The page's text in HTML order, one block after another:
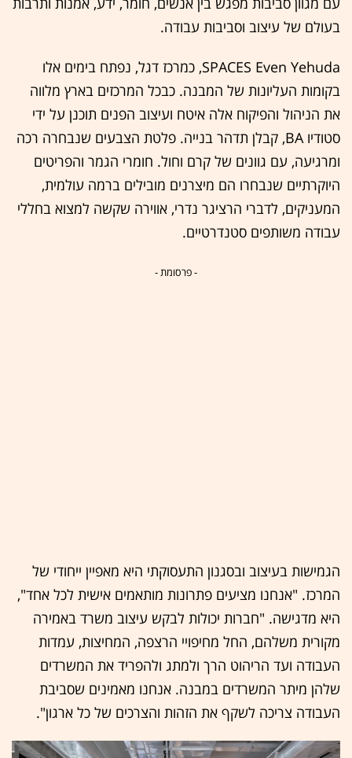
בעולם של עיצוב וסביבות עבודה.
SPACES Even Yehuda, כמרכז דגל, נפתח בימים אלו
בקומות העליונות של המבנה. כבכל המרכזים בארץ מלווה
את הניהול והפיקוח אלה איטח ועיצוב הפנים תוכנן על ידי
סטודיו BA, קבלן תדהר בנייה. פלטת הצבעים שנבחרה רכה
ומרגיעה, עם גוונים של קרם וחול. חומרי הגמר והפריטים
היוקרתיים שנבחרו הם מיצרנים מובילים ברמה עולמית,
המעניקים, לדברי הרציגר נדרי, אווירה שקשה למצוא בחללי
עבודה משותפים סטנדרטיים.
- פרסומת -
הגמישות בעיצוב ובסגנון התעסוקתי היא מאפיין ייחודי של
המרכז. "אנחנו מציעים פתרונות מותאמים אישית לכל אחד",
היא מדגישה. "חברות יכולות לבקש עיצוב משרד באמירה
מקורית משלהם, החל מחיפויי הרצפה, המחיצות, עמדות
העבודה ועד הריהוט הרך ולמתג ולהפריד את המשרדים
שלהן מיתר המשרדים במבנה. אנחנו מאמינים שסביבת
העבודה צריכה לשקף את הזהות והצרכים של כל ארגון".